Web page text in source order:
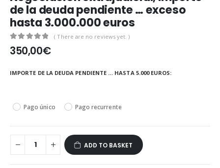
de la deuda pendiente … exceso
hasta 3.000.000 euros
0out of 5
( There are no reviews yet. )
350,00€
IMPORTE DE LA DEUDA PENDIENTE … HASTA 5.000 EUROS
Pago único Pago recurrente
ADD TO BASKET